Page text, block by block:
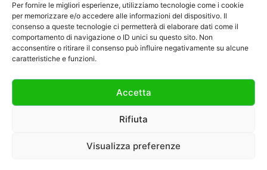
Per fornire le migliori esperienze, utilizziamo tecnologie come i cookie
per memorizzare e/o accedere alle informazioni del dispositivo. Il
consenso a queste tecnologie ci permetterà di elaborare dati come il
comportamento di navigazione o ID unici su questo sito. Non
acconsentire o ritirare il consenso può influire negativamente su alcune
caratteristiche e funzioni.
Accetta
Rifiuta
Visualizza preferenze
Info utili
Accedi / Registrati
Cookie Policy
3A FOOD S.a.s Via Saluzzo 20/I-L 10041 – Carignano (TO)